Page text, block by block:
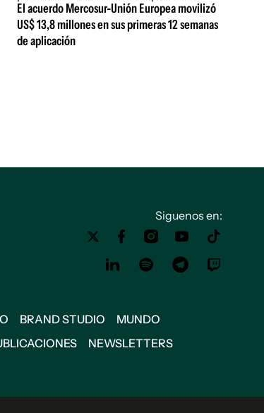
El acuerdo Mercosur-Unión Europea movilizó
US$ 13,8 millones en sus primeras 12 semanas
de aplicación
Siguenos en:
BRAND STUDIO
MUNDO
NEWSLETTERS